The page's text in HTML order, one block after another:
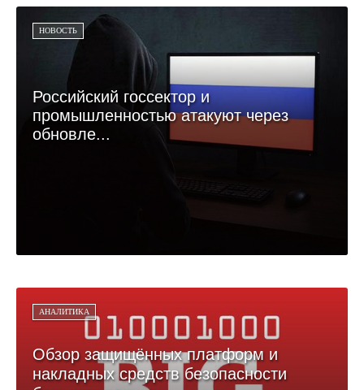
НОВОСТЬ
Российский госсектор и
промышленностью атакуют через
обновле...
АНАЛИТИКА
Обзор защищённых платформ и
накладных средств безопасности